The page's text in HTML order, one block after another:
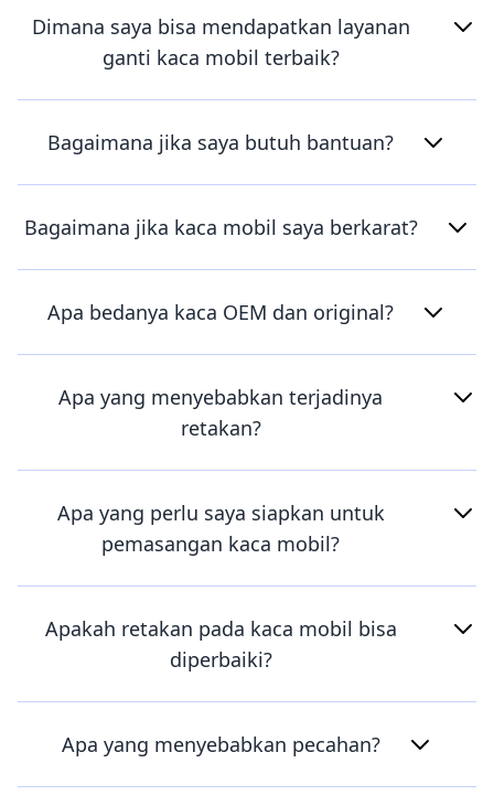
Dimana saya bisa mendapatkan layanan
ganti kaca mobil terbaik?
Bagaimana jika saya butuh bantuan?
Bagaimana jika kaca mobil saya berkarat?
Apa bedanya kaca OEM dan original?
Apa yang menyebabkan terjadinya
retakan?
Apa yang perlu saya siapkan untuk
pemasangan kaca mobil?
Apakah retakan pada kaca mobil bisa
diperbaiki?
Apa yang menyebabkan pecahan?